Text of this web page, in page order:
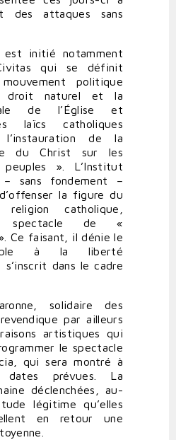
des attaques sans
est initié notamment
qui se définit
politique
droit naturel et la
de l’Église et
laïcs catholiques
l’instauration de la
du Christ sur les
». L’Institut
– sans fondement –
la figure du
catholique,
spectacle de «
Ce faisant, il dénie le
à la liberté
s’inscrit dans le cadre
solidaire des
par ailleurs
artistiques qui
le spectacle
qui sera montré à
dates prévues. La
déclenchées, au-
légitime qu’elles
en retour une